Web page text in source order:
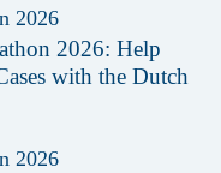
2026
2026: Help
with the Dutch
2026